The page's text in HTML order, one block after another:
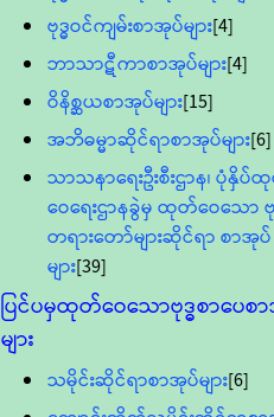
ဗုဒ္ဓဝင်ကျမ်းစာအုပ်များ[4]
ဘာသာဋီကာစာအုပ်များ[4]
ဝိနိစ္ဆယစာအုပ်များ[15]
အဘိဓမ္မာဆိုင်ရာစာအုပ်များ[6]
သာသနာရေးဦးစီးဌာန၊ ပုံနှိပ်
ဝေရေးဌာနခွဲမှ ထုတ်ဝေသော ဗု
တရားတော်များဆိုင်ရာ စာအုပ်
များ[39]
ပြင်ပမှထုတ်ဝေသောဗုဒ္ဓစာပေစ
များ
သမိုင်းဆိုင်ရာစာအုပ်များ[6]